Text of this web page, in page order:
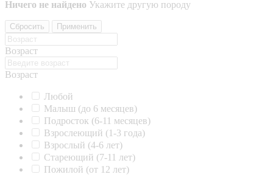
Ничего не найдено Укажите другую породу
Сбросить Применить
Возраст
Возраст
Любой
Малыш (до 6 месяцев)
Подросток (6-11 месяцев)
Взрослеющий (1-3 года)
Взрослый (4-6 лет)
Стареющий (7-11 лет)
Пожилой (от 12 лет)